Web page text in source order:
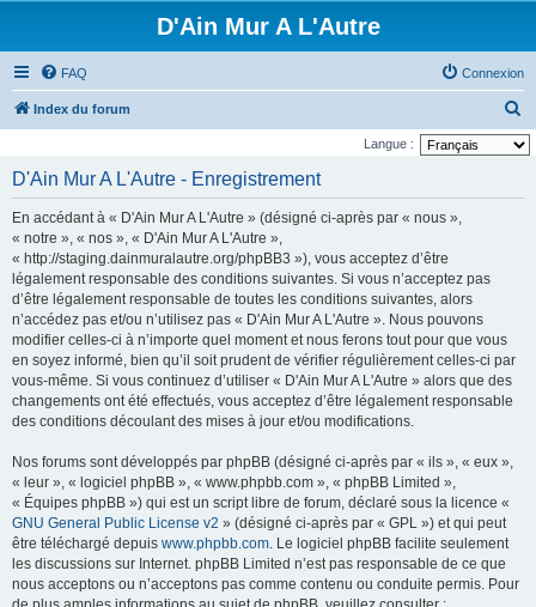
D'Ain Mur A L'Autre
FAQ Connexion
Index du forum
e
Langue :
D'Ain Mur A L'Autre - Enregistrement
En accédant à « D'Ain Mur A L'Autre » (désigné ci-après par « nous »,
« notre », « nos », « D'Ain Mur A L'Autre »,
« http://staging.dainmuralautre.org/phpBB3 »), vous acceptez d’être
légalement responsable des conditions suivantes. Si vous n’acceptez pas
d’être légalement responsable de toutes les conditions suivantes, alors
n’accédez pas et/ou n’utilisez pas « D'Ain Mur A L'Autre ». Nous pouvons
modifier celles-ci à n’importe quel moment et nous ferons tout pour que vous
en soyez informé, bien qu’il soit prudent de vérifier régulièrement celles-ci par
vous-même. Si vous continuez d’utiliser « D'Ain Mur A L'Autre » alors que des
changements ont été effectués, vous acceptez d’être légalement responsable
des conditions découlant des mises à jour et/ou modifications.
Nos forums sont développés par phpBB (désigné ci-après par « ils », « eux »,
« leur », « logiciel phpBB », « www.phpbb.com », « phpBB Limited »,
« Équipes phpBB ») qui est un script libre de forum, déclaré sous la licence «
GNU General Public License v2 » (désigné ci-après par « GPL ») et qui peut
être téléchargé depuis www.phpbb.com. Le logiciel phpBB facilite seulement
les discussions sur Internet. phpBB Limited n’est pas responsable de ce que
nous acceptons ou n’acceptons pas comme contenu ou conduite permis. Pour